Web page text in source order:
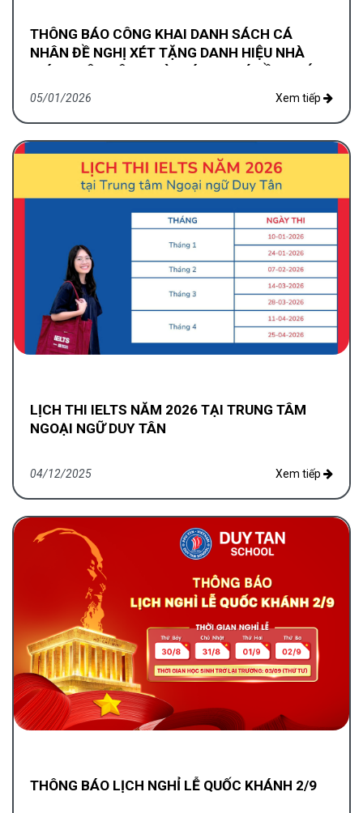
THÔNG BÁO CÔNG KHAI DANH SÁCH CÁ
NHÂN ĐỀ NGHỊ XÉT TẶNG DANH HIỆU NHÀ
GIÁO NHÂN DÂN, NHÀ GIÁO ƯU TÚ LẦN THỨ
17 NĂM 2026
05/01/2026 Xem tiếp
LỊCH THI IELTS NĂM 2026 TẠI TRUNG TÂM
NGOẠI NGỮ DUY TÂN
04/12/2025 Xem tiếp
THÔNG BÁO LỊCH NGHỈ LỄ QUỐC KHÁNH 2/9